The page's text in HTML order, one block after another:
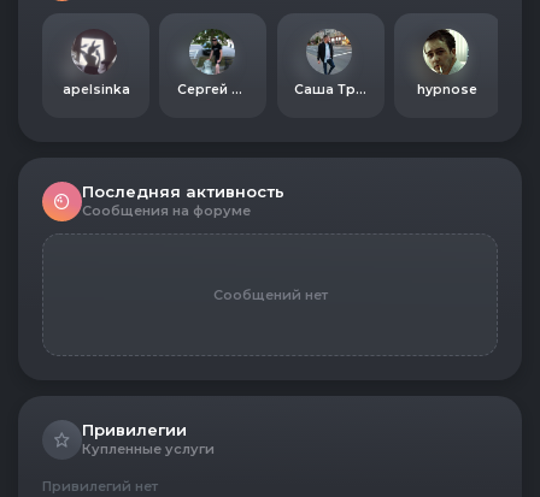
apelsinka Сергей Ващекин Саша Трепачко hypnose
Последняя активность
Сообщения на форуме
Сообщений нет
Привилегии
Купленные услуги
Привилегий нет